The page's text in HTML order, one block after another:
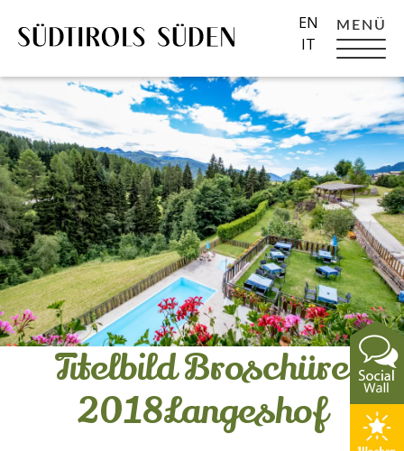
MENÜ
EN
IT
Titelbild Broschüre
2018Langeshof